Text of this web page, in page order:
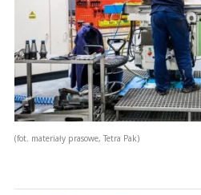
(fot. materiały prasowe, Tetra Pak)